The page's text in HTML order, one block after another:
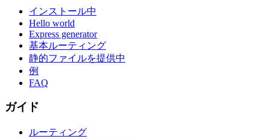
インストール中
Hello world
Express generator
基本ルーティング
静的ファイルを提供中
例
FAQ
ガイド
ルーティング